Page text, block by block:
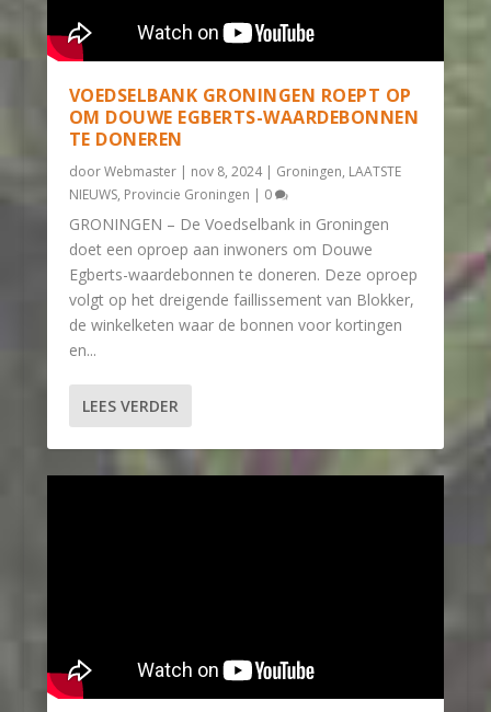
VOEDSELBANK GRONINGEN ROEPT OP
OM DOUWE EGBERTS-WAARDEBONNEN
TE DONEREN
doorWebmaster| nov 8, 2024| Groningen, LAATSTE
NIEUWS, Provincie Groningen | 0
GRONINGEN – De Voedselbank in Groningen
doet een oproep aan inwoners om Douwe
Egberts-waardebonnen te doneren. Deze oproep
volgt op het dreigende faillissement van Blokker,
de winkelketen waar de bonnen voor kortingen
en...
LEES VERDER